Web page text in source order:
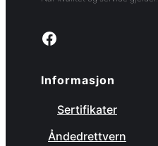
Link to facebook page
Informasjon
Sertifikater
Åndedrettvern